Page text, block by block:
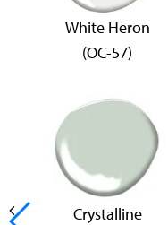
White Heron
(OC-57)
Crystalline